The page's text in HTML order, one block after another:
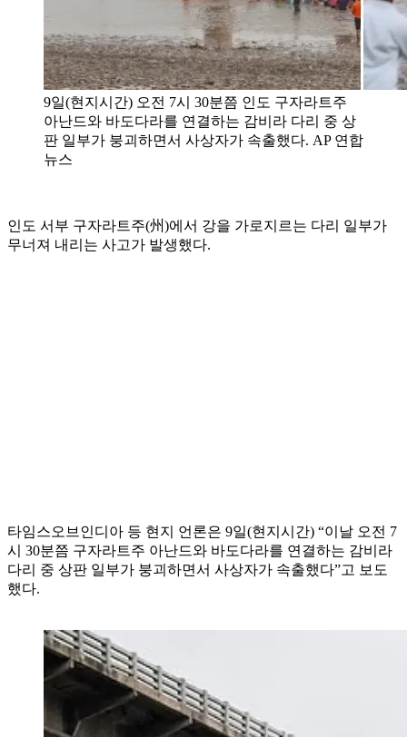
9일(현지시간) 오전 7시 30분쯤 인도 구자라트주
아난드와 바도다라를 연결하는 감비라 다리 중 상
판 일부가 붕괴하면서 사상자가 속출했다. AP 연합
뉴스
인도 서부 구자라트주(州)에서 강을 가로지르는 다리 일부가
무너져 내리는 사고가 발생했다.
타임스오브인디아 등 현지 언론은 9일(현지시간) “이날 오전 7
시 30분쯤 구자라트주 아난드와 바도다라를 연결하는 감비라
다리 중 상판 일부가 붕괴하면서 사상자가 속출했다”고 보도
했다.